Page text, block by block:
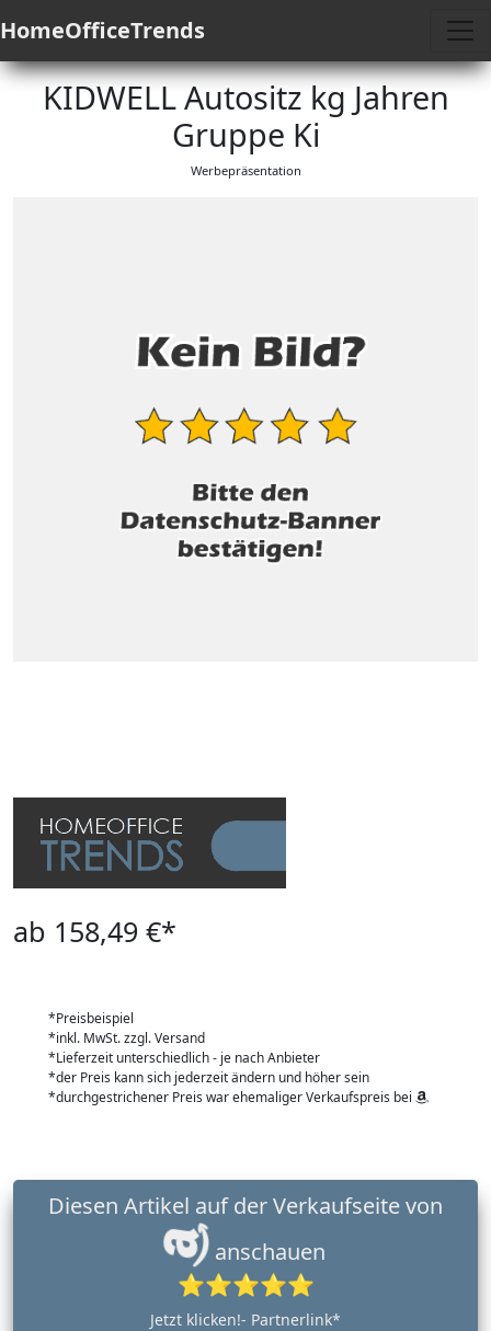
HomeOfficeTrends
KIDWELL Autositz kg Jahren
Gruppe Ki
Werbepräsentation
ab 158,49 €*
*Preisbeispiel
*inkl. MwSt. zzgl. Versand
*Lieferzeit unterschiedlich - je nach Anbieter
*der Preis kann sich jederzeit ändern und höher sein
*durchgestrichener Preis war ehemaliger Verkaufspreis bei
anschauen
⭐⭐⭐⭐⭐
Jetzt klicken!- Partnerlink*